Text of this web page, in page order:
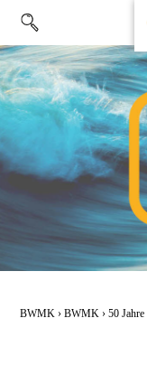
BWMK ›BWMK ›50 Jahre